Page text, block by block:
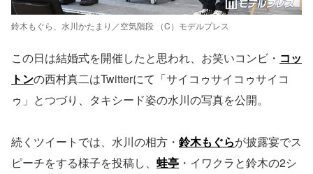
鈴木もぐら、水川かたまり／空気階段 （C）モデルプレス
この日は結婚式を開催したと思われ、お笑いコンビ・ コッ
トンの西村真二はTwitterにて「サイコゥサイコゥサイコ
ゥ」とつづり、タキシード姿の水川の写真を公開。
続くツイートでは、水川の相方・ 鈴木もぐらが披露宴でス
ピーチをする様子を投稿し、 蛙亭 ・イワクラと鈴木の2シ